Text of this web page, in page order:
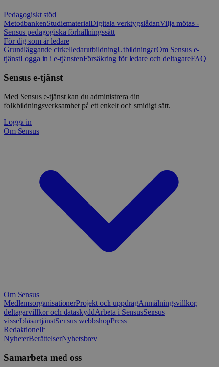
Pedagogiskt stöd
MetodbankenStudiematerialDigitala verktygslådanVilja mötas -
Sensus pedagogiska förhållningssätt
För dig som är ledare
Grundläggande cirkelledarutbildningUtbildningarOm Sensus e-
tjänstLogga in i e-tjänstenFörsäkring för ledare och deltagareFAQ
Sensus e-tjänst
Med Sensus e-tjänst kan du administrera din
folkbildningsverksamhet på ett enkelt och smidigt sätt.
Logga in
Om Sensus
Om Sensus
MedlemsorganisationerProjekt och uppdragAnmälningsvillkor,
deltagarvillkor och dataskyddArbeta i SensusSensus
visselblåsartjänstSensus webbshopPress
Redaktionellt
NyheterBerättelserNyhetsbrev
Samarbeta med oss